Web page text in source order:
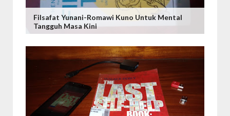
Filsafat Yunani-Romawi Kuno Untuk Mental
Tangguh Masa Kini